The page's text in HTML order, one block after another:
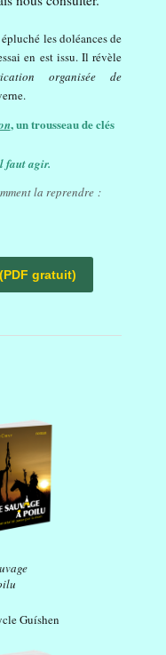
les doléances de
en est issu. Il révèle
organisée de
, un trousseau de clés
faut agir.
la reprendre :
gratuit)
Guíshen